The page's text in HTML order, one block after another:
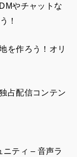
やチャットな
！
を作ろう！オリ
占配信コンテン
ニティ – 音声ラ